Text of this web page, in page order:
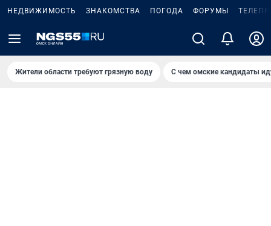
НЕДВИЖИМОСТЬ ЗНАКОМСТВА ПОГОДА ФОРУМЫ
Жители области требуют грязную воду С чем омские кандидаты